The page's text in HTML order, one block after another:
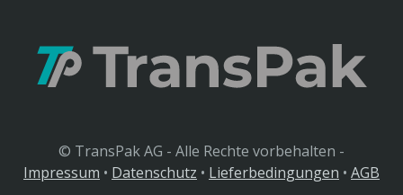
© TransPak AG - Alle Rechte vorbehalten -
Impressum • Datenschutz • Lieferbedingungen • AGB